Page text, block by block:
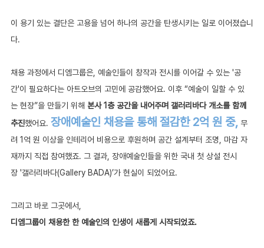
이 용기 있는 결단은 고용을 넘어 하나의 공간을 탄생시키는 일로 이어졌습니
다.
채용 과정에서 디엠그룹은, 예술인들이 창작과 전시를 이어갈 수 있는 '공
간'이 필요하다는 아트오브의 고민에 공감했어요. 이후 “예술이 일할 수 있
는 현장”을 만들기 위해 본사 1층 공간을 내어주며 갤러리바다 개소를 함께
추진했어요. 장애예술인 채용을 통해 절감한 2억 원 중, 무
려 1억 원 이상을 인테리어 비용으로 후원하며 공간 설계부터 조명, 마감 자
재까지 직접 참여했죠. 그 결과, 장애예술인들을 위한 국내 첫 상설 전시
장 '갤러리바다(Gallery BADA)’가 현실이 되었어요.
그리고 바로 그곳에서,
디엠그룹이 채용한 한 예술인의 인생이 새롭게 시작되었죠.